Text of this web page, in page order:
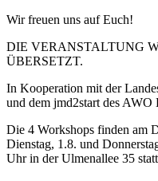
Wir freuen uns auf Euch!
DIE VERANSTALTUNG
ÜBERSETZT.
In Kooperation mit der
und dem jmd2start des AWO
Die 4 Workshops finden am
Dienstag, 1.8. und
Uhr in der Ulmenallee 35